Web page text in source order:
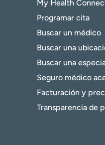
My Health
Programar cita
Buscar un médico
Buscar una
Buscar una
Seguro médico
Facturación y
Transparencia de